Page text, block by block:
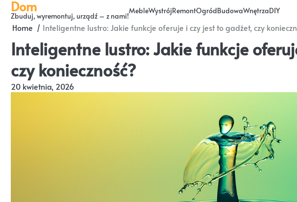
Skip
content
Dom
Zbuduj, wyremontuj, urządź – z nami!
MebleWystrójRemontOgródBudowaWnętrzaDIY
Home Inteligentne lustro: Jakie funkcje oferuje i czy jest to gadżet, czy
Inteligentne lustro: Jakie funkcje
czy konieczność?
20 kwietnia, 2026